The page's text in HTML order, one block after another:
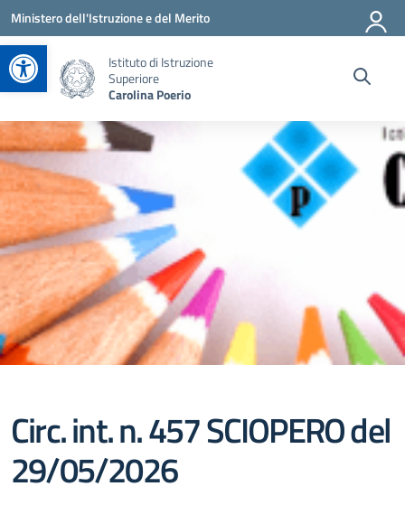
Apri la barra degli strumenti
Vai ai contenuti
Vai al menu di navigazione
Vai al footer
Ministero dell'Istruzione e del Merito
Istituto di Istruzione
Superiore
Carolina Poerio
Circ. int. n. 457 SCIOPERO del
29/05/2026